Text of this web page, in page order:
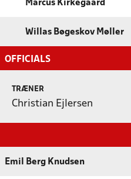
Marcus Kirkegaard
Willas Bøgeskov Møller
OFFICIALS
TRÆNER
Christian Ejlersen
Emil Berg Knudsen